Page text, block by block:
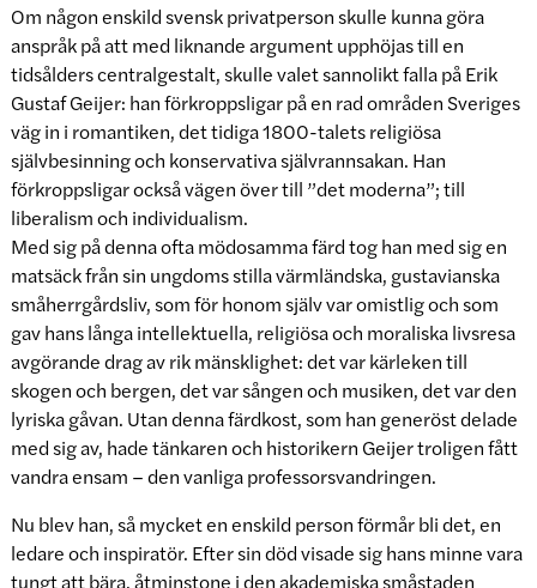
Om någon enskild svensk privatperson skulle kunna göra
anspråk på att med liknande argument upphöjas till en
tidsålders centralgestalt, skulle valet sannolikt falla på Erik
Gustaf Geijer: han förkroppsligar på en rad områden Sveriges
väg in i romantiken, det tidiga 1800-talets religiösa
självbesinning och konservativa självrannsakan. Han
förkroppsligar också vägen över till ”det moderna”; till
liberalism och individualism.
Med sig på denna ofta mödosamma färd tog han med sig en
matsäck från sin ungdoms stilla värmländska, gustavianska
småherrgårdsliv, som för honom själv var omistlig och som
gav hans långa intellektuella, religiösa och moraliska livsresa
avgörande drag av rik mänsklighet: det var kärleken till
skogen och bergen, det var sången och musiken, det var den
lyriska gåvan. Utan denna färdkost, som han generöst delade
med sig av, hade tänkaren och historikern Geijer troligen fått
vandra ensam – den vanliga professorsvandringen.
Nu blev han, så mycket en enskild person förmår bli det, en
ledare och inspiratör. Efter sin död visade sig hans minne vara
tungt att bära, åtminstone i den akademiska småstaden